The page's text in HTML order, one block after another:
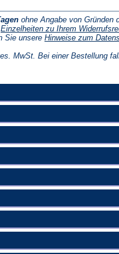
ohne Angabe von Gründen
Einzelheiten zu Ihrem
Sie unsere Hinweise zum
MwSt. Bei einer Bestellung